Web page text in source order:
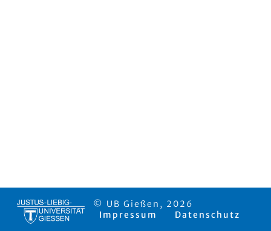
© UB Gießen, 2026
Impressum
Datenschutz